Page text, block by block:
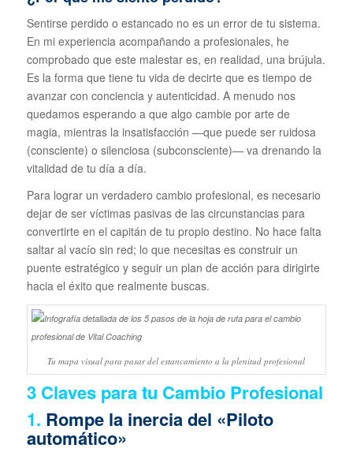
Sentirse perdido o estancado no es un error de tu sistema.
En mi experiencia acompañando a profesionales, he
comprobado que este malestar es, en realidad, una brújula.
Es la forma que tiene tu vida de decirte que es tiempo de
avanzar con conciencia y autenticidad. A menudo nos
quedamos esperando a que algo cambie por arte de
magia, mientras la insatisfacción —que puede ser ruidosa
(consciente) o silenciosa (subconsciente)— va drenando la
vitalidad de tu día a día.
Para lograr un verdadero cambio profesional, es necesario
dejar de ser víctimas pasivas de las circunstancias para
convertirte en el capitán de tu propio destino. No hace falta
saltar al vacío sin red; lo que necesitas es construir un
puente estratégico y seguir un plan de acción para dirigirte
hacia el éxito que realmente buscas.
Tu mapa visual para pasar del estancamiento a la plenitud profesional
3 Claves para tu Cambio Profesional
1. Rompe la inercia del «Piloto
automático»